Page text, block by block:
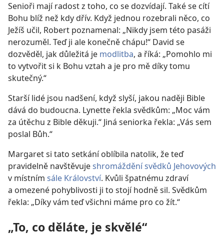
Senioři mají radost z toho, co se dozvídají. Také se cítí
Bohu blíž než kdy dřív. Když jednou rozebrali něco, co
Ježíš učil, Robert poznamenal: „Nikdy jsem této pasáži
nerozuměl. Teď ji ale konečně chápu!“ David se
dozvěděl, jak důležitá je modlitba, a říká: „Pomohlo mi
to vytvořit si k Bohu vztah a je pro mě díky tomu
skutečný.“
Starší lidé jsou nadšení, když slyší, jakou naději Bible
dává do budoucna. Lynette řekla svědkům: „Moc vám
za útěchu z Bible děkuji.“ Jiná seniorka řekla: „Vás sem
poslal Bůh.“
Margaret si tato setkání oblíbila natolik, že teď
pravidelně navštěvujeshromáždění svědků Jehovových
v místním sále Království. Kvůli špatnému zdraví
a omezené pohyblivosti ji to stojí hodně sil. Svědkům
řekla: „Díky vám teď všichni máme pro co žít.“
„To, co děláte, je skvělé“